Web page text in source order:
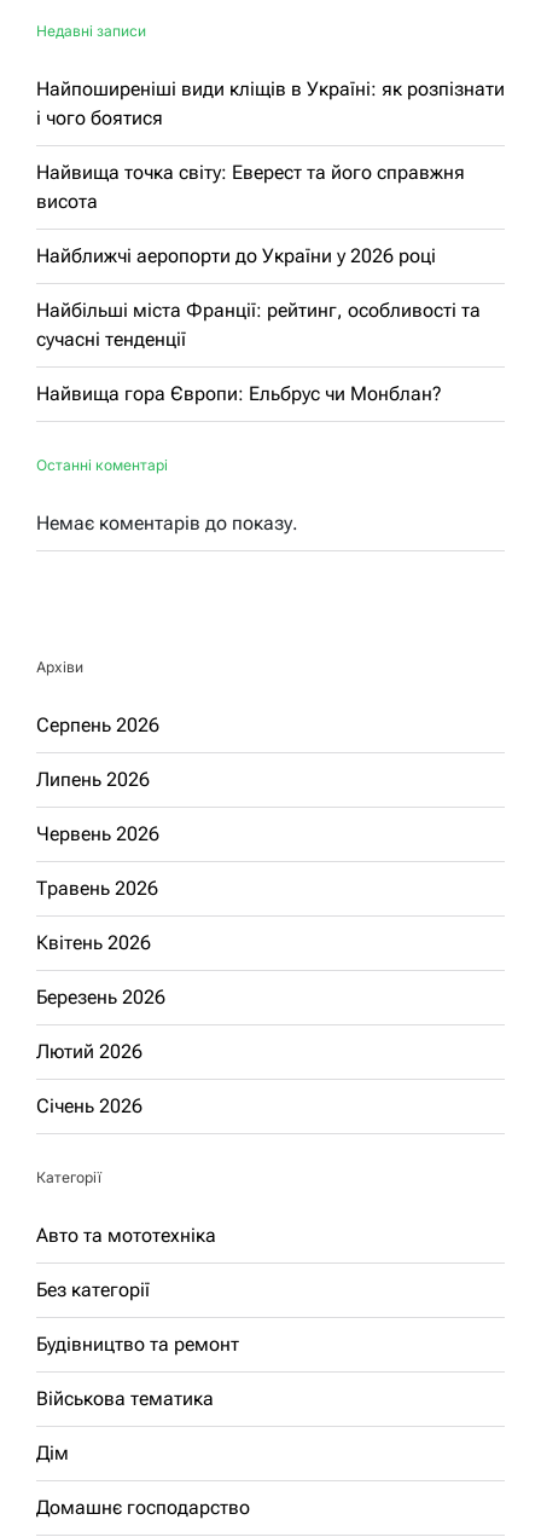
Недавні записи
Найпоширеніші види кліщів в Україні: як розпізнати
і чого боятися
Найвища точка світу: Еверест та його справжня
висота
Найближчі аеропорти до України у 2026 році
Найбільші міста Франції: рейтинг, особливості та
сучасні тенденції
Найвища гора Європи: Ельбрус чи Монблан?
Останні коментарі
Немає коментарів до показу.
Архіви
Серпень 2026
Липень 2026
Червень 2026
Травень 2026
Квітень 2026
Березень 2026
Лютий 2026
Січень 2026
Категорії
Авто та мототехніка
Без категорії
Будівництво та ремонт
Військова тематика
Дім
Домашнє господарство